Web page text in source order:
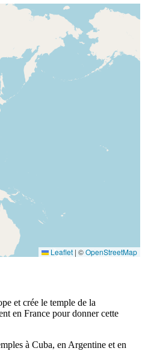
Leaflet | ©OpenStreetMap
et crée le temple de la
en France pour donner cette
à Cuba, en Argentine et en